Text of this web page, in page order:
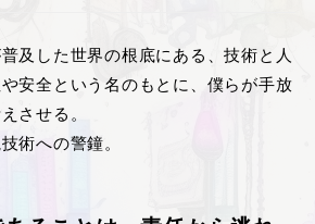
及した世界の根底にある、技術と人
安全という名のもとに、僕らが手放
させる。
術への警鐘。